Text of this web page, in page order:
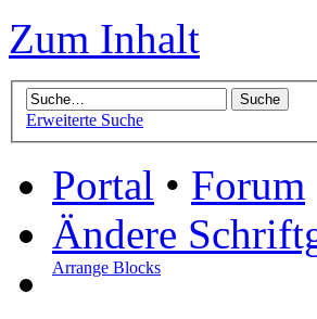
Zum Inhalt
Erweiterte Suche
Portal • Forum
Ändere
Arrange Blocks